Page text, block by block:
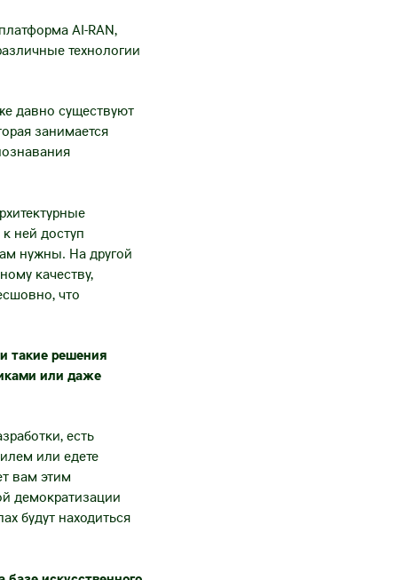
AI-RAN,
технологии
давно существуют
занимается
ней доступ
нужны. На другой
качеству,
что
такие решения
или даже
есть
или едете
вам этим
демократизации
будут находиться